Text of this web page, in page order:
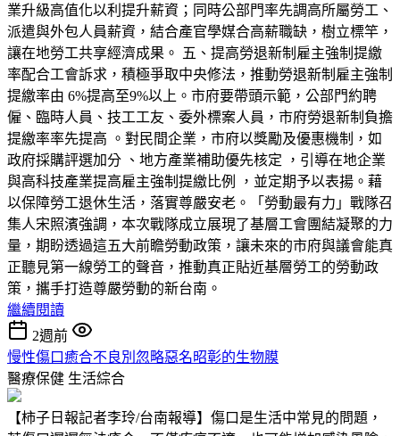
業升級高值化以利提升薪資；同時公部門率先調高所屬勞工、
派遣與外包人員薪資，結合產官學媒合高薪職缺，樹立標竿，
讓在地勞工共享經濟成果。 五、提高勞退新制雇主強制提繳
率配合工會訴求，積極爭取中央修法，推動勞退新制雇主強制
提繳率由 6%提高至9%以上。市府要帶頭示範，公部門約聘
僱、臨時人員、技工工友、委外標案人員，市府勞退新制負擔
提繳率率先提高 。對民間企業，市府以獎勵及優惠機制，如
政府採購評選加分 、地方產業補助優先核定 ，引導在地企業
與高科技產業提高雇主強制提繳比例 ，並定期予以表揚。藉
以保障勞工退休生活，落實尊嚴安老。「勞動最有力」戰隊召
集人宋照濱強調，本次戰隊成立展現了基層工會團結凝聚的力
量，期盼透過這五大前瞻勞動政策，讓未來的市府與議會能真
正聽見第一線勞工的聲音，推動真正貼近基層勞工的勞動政
策，攜手打造尊嚴勞動的新台南。
繼續閱讀
2週前
慢性傷口癒合不良別忽略惡名昭彰的生物膜
醫療保健 生活綜合
【柿子日報記者李玲/台南報導】傷口是生活中常見的問題，